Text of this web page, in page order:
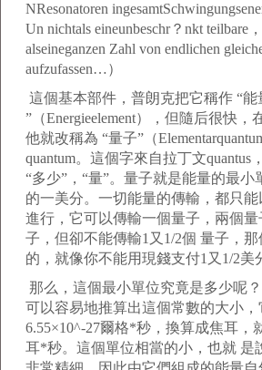
NResonatoren
Un nichtals eineunbeschr？nkt teilbare
alseineganzen Zahl von endlichen
aufzufassen…）
這個基本部件，普朗克把它稱作 “能
”（Energieelement），但隨后很快，
他就改稱為 “量子”（
quantum。這個字來自拉丁文quantus
“多少”，“量”。量子就是能量的最小
的一美分。一切能量的傳輸，都只
進行，它可以傳輸一個量子，兩個
子，但卻不能傳輸1又1/2個 量子，
的，就像你不能用現錢支付1又1/2美
那么，這個最小單位究竟是多少呢
可以容易地推算出這個常數的大小，
6.55×10^-27爾格*秒，換算成焦耳，
耳*秒。這個單位相當的小，也就 是